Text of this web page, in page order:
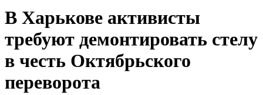
В Харькове активисты
требуют демонтировать стелу
в честь Октябрьского
переворота